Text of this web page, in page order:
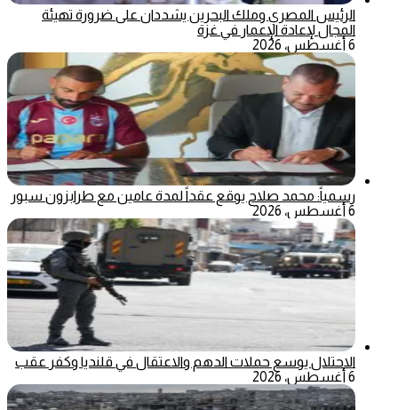
الرئيس المصري وملك البحرين يشددان على ضرورة تهيئة
المجال لإعادة الإعمار في غزة
6 أغسطس، 2026
رسمياً: محمد صلاح يوقع عقداً لمدة عامين مع طرابزون سبور
6 أغسطس، 2026
الاحتلال يوسع حملات الدهم والاعتقال في قلنديا وكفر عقب
6 أغسطس، 2026